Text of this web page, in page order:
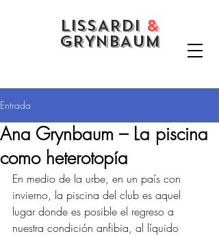
LISSARDI &
GRYNBAUM
Entrada
Ana Grynbaum – La piscina
como heterotopía
En medio de la urbe, en un país con
invierno, la piscina del club es aquel
lugar donde es posible el regreso a
nuestra condición anfibia, al líquido